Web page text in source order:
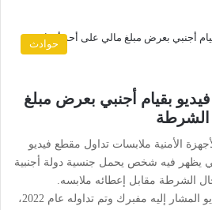
حوادث
بقيام أجنبي بعرض مبلغ
الشرطة
الأمنية ملابسات تداول مقطع فيديو
يظهر فيه شخص يحمل جنسية دولة أجنبية
الشرطة مقابل إعطائه ملابسه.
وبالفحص تبين أن مقطع الفيديو المشار إليه مفبرك وتم تداوله عام 2022،